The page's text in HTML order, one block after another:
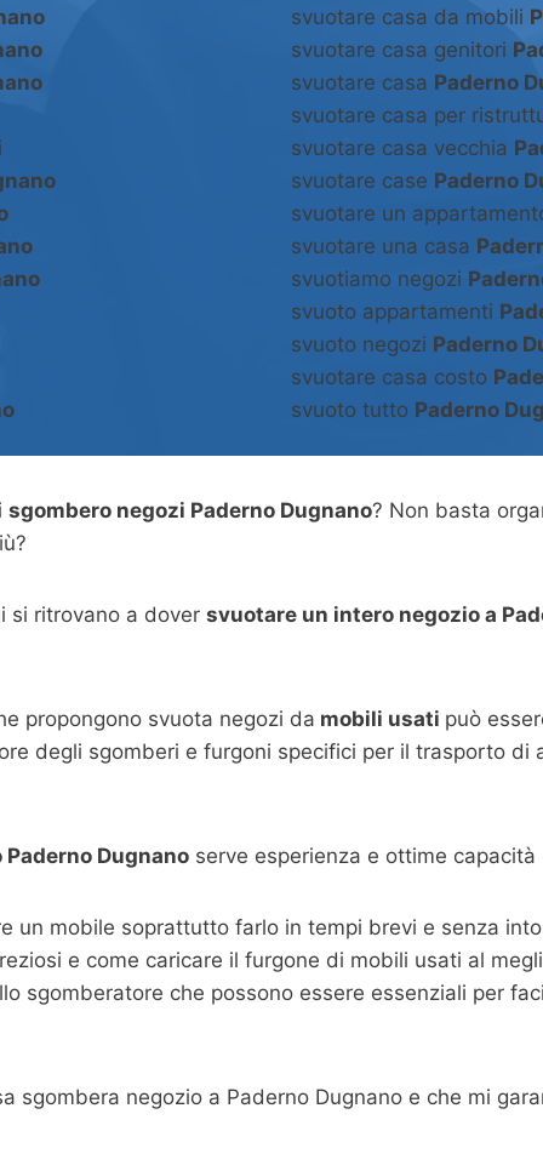
svuotare casa da mobili
svuotare casa genitori
svuotare casa Paderno
svuotare casa per
svuotare casa vecchia
svuotare case Paderno
svuotare un
svuotare una casa
svuotiamo negozi
svuoto appartamenti
svuoto negozi Paderno
svuotare casa costo
svuoto tutto Paderno
sgombero negozi Paderno Dugnano? Non basta
si ritrovano a dover svuotare un intero negozio a
propongono svuota negozi da mobili usati può
degli sgomberi e furgoni specifici per il trasporto di
Paderno Dugnano serve esperienza e ottime
un mobile soprattutto farlo in tempi brevi e senza
e come caricare il furgone di mobili usati al
sgomberatore che possono essere essenziali per
sgombera negozio a Paderno Dugnano e che mi